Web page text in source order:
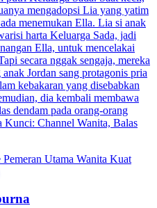
mengadopsi Lia yang yatim
menemukan Ella. Lia si anak
harta Keluarga Sada, jadi
Ella, untuk mencelakai
secara nggak sengaja, mereka
Jordan sang protagonis pria
kebakaran yang disebabkan
dia kembali membawa
dendam pada orang-orang
Kunci: Channel Wanita, Balas
Pemeran Utama Wanita Kuat